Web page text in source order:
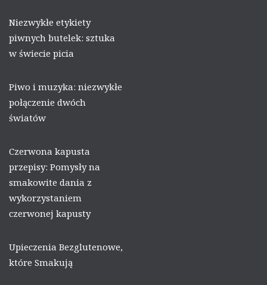
Niezwykłe etykiety
piwnych butelek: sztuka
w świecie picia
Piwo i muzyka: niezwykłe
połączenie dwóch
światów
Czerwona kapusta
przepisy: Pomysły na
smakowite dania z
wykorzystaniem
czerwonej kapusty
Upieczenia Bezglutenowe,
które Smakują